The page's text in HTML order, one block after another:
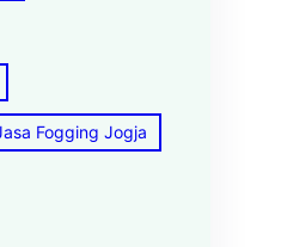
Fogging Jogja